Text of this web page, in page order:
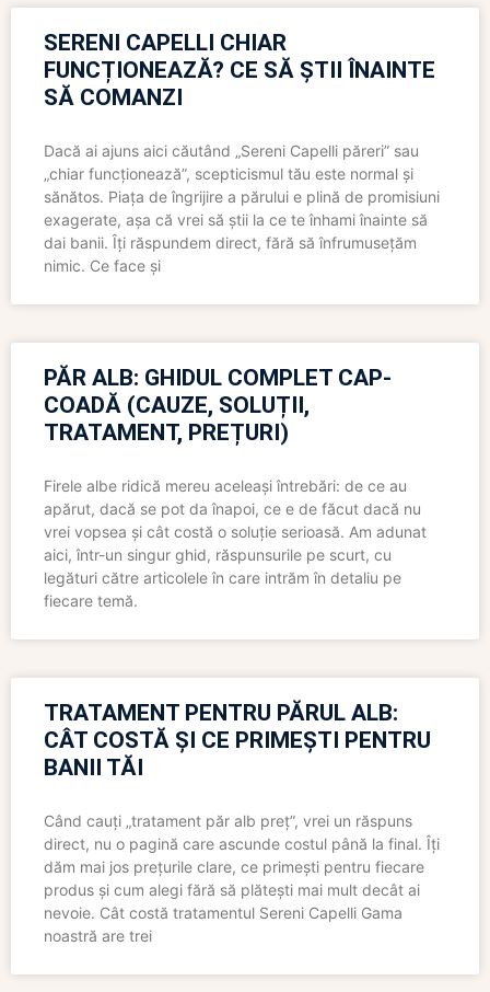
SERENI CAPELLI CHIAR
FUNCȚIONEAZĂ? CE SĂ ȘTII ÎNAINTE
SĂ COMANZI
Dacă ai ajuns aici căutând „Sereni Capelli păreri” sau
„chiar funcționează”, scepticismul tău este normal și
sănătos. Piața de îngrijire a părului e plină de promisiuni
exagerate, așa că vrei să știi la ce te înhami înainte să
dai banii. Îți răspundem direct, fără să înfrumusețăm
nimic. Ce face și
PĂR ALB: GHIDUL COMPLET CAP-
COADĂ (CAUZE, SOLUȚII,
TRATAMENT, PREȚURI)
Firele albe ridică mereu aceleași întrebări: de ce au
apărut, dacă se pot da înapoi, ce e de făcut dacă nu
vrei vopsea și cât costă o soluție serioasă. Am adunat
aici, într-un singur ghid, răspunsurile pe scurt, cu
legături către articolele în care intrăm în detaliu pe
fiecare temă.
TRATAMENT PENTRU PĂRUL ALB:
CÂT COSTĂ ȘI CE PRIMEȘTI PENTRU
BANII TĂI
Când cauți „tratament păr alb preț”, vrei un răspuns
direct, nu o pagină care ascunde costul până la final. Îți
dăm mai jos prețurile clare, ce primești pentru fiecare
produs și cum alegi fără să plătești mai mult decât ai
nevoie. Cât costă tratamentul Sereni Capelli Gama
noastră are trei